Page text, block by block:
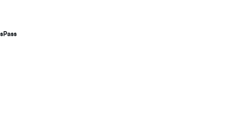
ou un ½ tarif AG) et souhaite le rattacher à ce compte